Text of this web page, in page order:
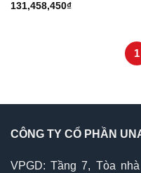
131,458,450₫
1
CÔNG TY CỔ PHẦN
VPGD: Tầng 7, Tòa